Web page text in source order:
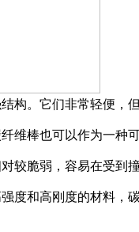
构。它们非常轻便，
维棒也可以作为一种
较脆弱，容易在受到
度和高刚度的材料，